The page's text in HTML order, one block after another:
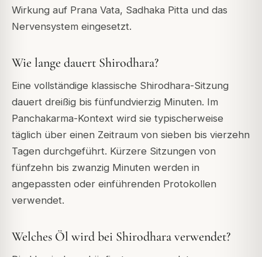
Wirkung auf Prana Vata, Sadhaka Pitta und das
Nervensystem eingesetzt.
Wie lange dauert Shirodhara?
Eine vollständige klassische Shirodhara-Sitzung
dauert dreißig bis fünfundvierzig Minuten. Im
Panchakarma-Kontext wird sie typischerweise
täglich über einen Zeitraum von sieben bis vierzehn
Tagen durchgeführt. Kürzere Sitzungen von
fünfzehn bis zwanzig Minuten werden in
angepassten oder einführenden Protokollen
verwendet.
Welches Öl wird bei Shirodhara verwendet?